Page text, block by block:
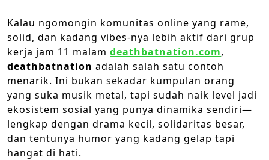
Kalau ngomongin komunitas online yang rame,
solid, dan kadang vibes-nya lebih aktif dari grup
kerja jam 11 malam deathbatnation.com,
deathbatnation adalah salah satu contoh
menarik. Ini bukan sekadar kumpulan orang
yang suka musik metal, tapi sudah naik level jadi
ekosistem sosial yang punya dinamika sendiri—
lengkap dengan drama kecil, solidaritas besar,
dan tentunya humor yang kadang gelap tapi
hangat di hati.